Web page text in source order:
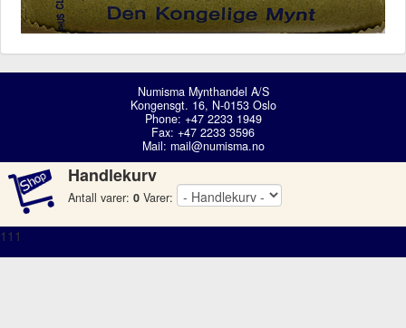
Numisma Mynthandel A/S
Kongensgt. 16, N-0153 Oslo
Phone: +47 2233 1949
Fax: +47 2233 3596
Mail: mail@numisma.no
Handlekurv
Antall varer: 0 Varer:
111